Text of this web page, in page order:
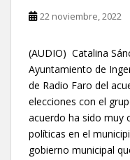
22 noviembre, 2022
(AUDIO) Catalina
Ayuntamiento de
de Radio Faro del
elecciones con el
acuerdo ha sido muy
políticas en el
gobierno municipal